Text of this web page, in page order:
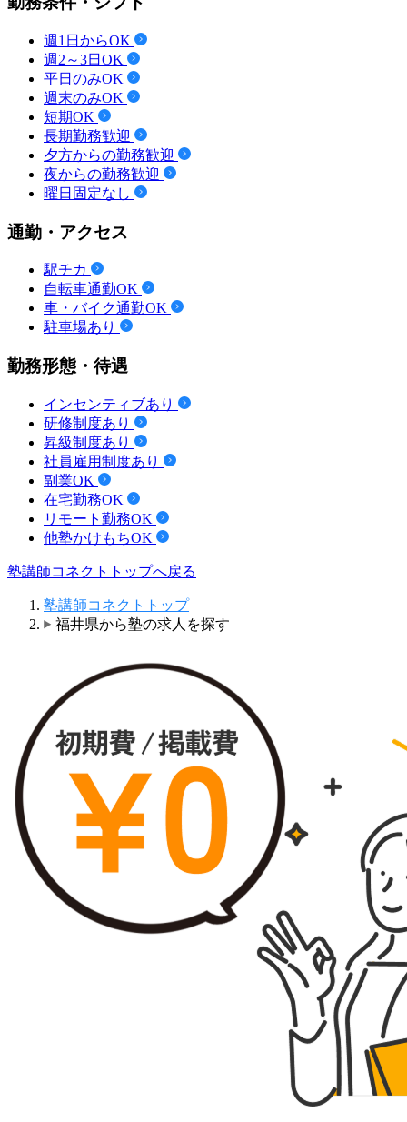
週1日からOK
週2～3日OK
平日のみOK
週末のみOK
短期OK
長期勤務歓迎
夕方からの勤務歓迎
夜からの勤務歓迎
曜日固定なし
通勤・アクセス
駅チカ
自転車通勤OK
車・バイク通勤OK
駐車場あり
勤務形態・待遇
インセンティブあり
研修制度あり
昇級制度あり
社員雇用制度あり
副業OK
在宅勤務OK
リモート勤務OK
他塾かけもちOK
塾講師コネクトトップへ戻る
塾講師コネクトトップ
福井県から塾の求人を探す